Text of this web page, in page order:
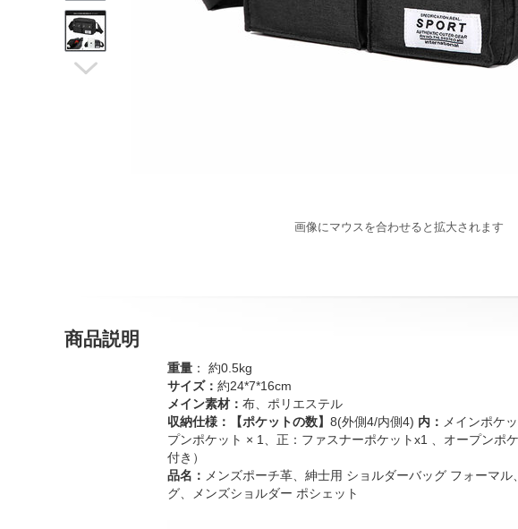

画像にマウスを合わせると拡大されます
商品説明
重量 ： 約0.5kg
サイズ： 約24*7*16cm
メイン素材： 布、ポリエステル
収納仕様：
【ポケットの数】 8(外側4/内側4) 内： メインポケ
プンポケット × 1、正：ファスナーポケットx1 、オープンポ
付き）
品名： メンズポーチ革、紳士用 ショルダーバッグ フォーマ
グ、メンズショルダー ポシェット